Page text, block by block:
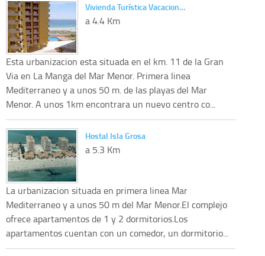
Vivienda Turística Vacacion…
a 4.4 Km
Esta urbanizacion esta situada en el km. 11 de la Gran
Via en La Manga del Mar Menor. Primera linea
Mediterraneo y a unos 50 m. de las playas del Mar
Menor. A unos 1km encontrara un nuevo centro co...
Hostal Isla Grosa
a 5.3 Km
La urbanizacion situada en primera linea Mar
Mediterraneo y a unos 50 m del Mar Menor.El complejo
ofrece apartamentos de 1 y 2 dormitorios.Los
apartamentos cuentan con un comedor, un dormitorio...